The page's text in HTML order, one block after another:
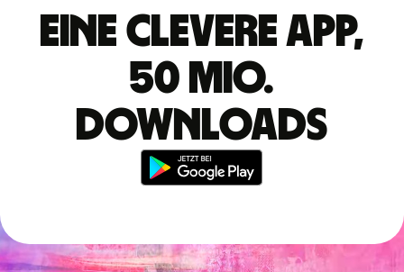
Eine clevere App,
50 Mio.
Downloads